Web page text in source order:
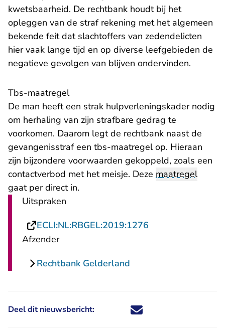
kwetsbaarheid. De rechtbank houdt bij het
opleggen van de straf rekening met het algemeen
bekende feit dat slachtoffers van zedendelicten
hier vaak lange tijd en op diverse leefgebieden de
negatieve gevolgen van blijven ondervinden.
Tbs-maatregel
De man heeft een strak hulpverleningskader nodig
om herhaling van zijn strafbare gedrag te
voorkomen. Daarom legt de rechtbank naast de
gevangenisstraf een tbs-maatregel op. Hieraan
zijn bijzondere voorwaarden gekoppeld, zoals een
contactverbod met het meisje. Deze maatregel
gaat per direct in.
Uitspraken
ECLI:NL:RBGEL:2019:1276
Afzender
Rechtbank Gelderland
Deel dit nieuwsbericht: Deel dit nieuwsbericht via X -
Deel dit nieuwsbericht via
Deel dit nieuwsbericht
Deel dit